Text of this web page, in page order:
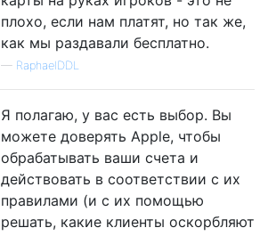
плохо, если нам платят, но так же,
как мы раздавали бесплатно.
— RaphaelDDL
Я полагаю, у вас есть выбор. Вы
можете доверять Apple, чтобы
обрабатывать ваши счета и
действовать в соответствии с их
правилами (и с их помощью
решать, какие клиенты оскорбляют